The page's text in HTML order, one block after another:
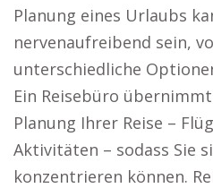
Planung eines Urlaubs
nervenaufreibend sein,
unterschiedliche
Ein Reisebüro
Planung Ihrer Reise –
Aktivitäten – sodass Sie
konzentrieren können.